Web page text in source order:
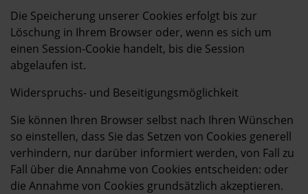
Die Speicherung unserer Cookies erfolgt bis zur
Löschung in Ihrem Browser oder, wenn es sich um
einen Session-Cookie handelt, bis die Session
abgelaufen ist.
Widerspruchs- und Beseitigungsmöglichkeit
Sie können Ihren Browser selbst nach Ihren Wünschen
so einstellen, dass Sie das Setzen von Cookies generell
verhindern, nur darüber informiert werden, von Fall zu
Fall über die Annahme von Cookies entscheiden: oder
die Annahme von Cookies grundsätzlich akzeptieren.